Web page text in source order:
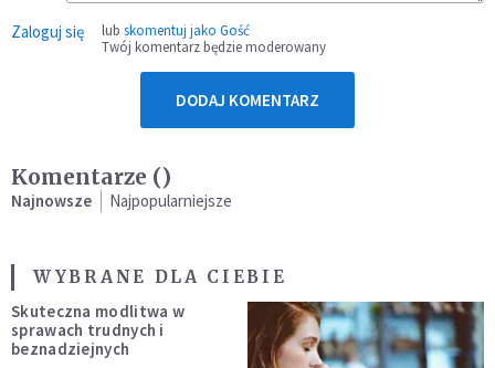
Zaloguj się lub skomentuj jako Gość
Twój komentarz będzie moderowany
DODAJ KOMENTARZ
Komentarze ()
Najnowsze Najpopularniejsze
WYBRANE DLA CIEBIE
Skuteczna modlitwa w
sprawach trudnych i
beznadziejnych